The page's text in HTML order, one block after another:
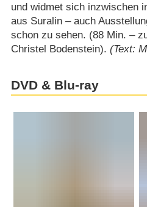
und widmet sich inzwischen
aus Suralin – auch
schon zu sehen. (88 Min. –
Christel Bodenstein). (Text:
DVD & Blu-ray